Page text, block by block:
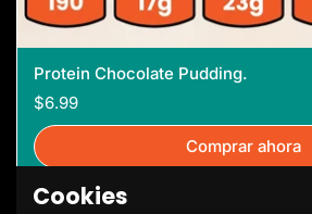
Protein Chocolate Pudding.
$6.99
Comprar ahora
Cookies